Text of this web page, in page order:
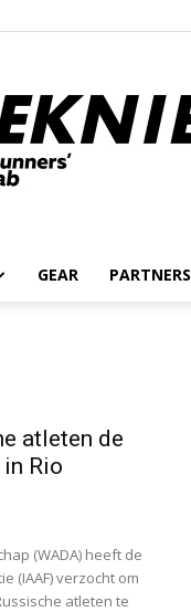
GEAR PARTNERS
atleten de
Rio
(WADA) heeft de
(IAAF) verzocht om
atleten te